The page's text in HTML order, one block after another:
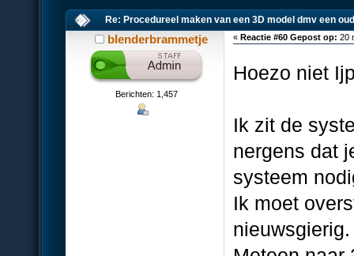
Re: Procedureel maken van een 3D model dmv een
blenderbrammetje
Berichten: 1,457
«Reactie #60 Gepost op: 20
Hoezo niet
Ik zit de
nergens dat
systeem
Ik moet
nieuwsgierig.